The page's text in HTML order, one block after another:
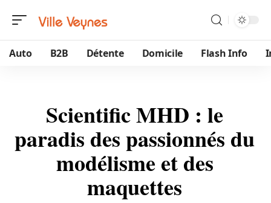
Auto B2B Détente Domicile Flash Info
Scientific MHD : le
paradis des passionnés du
modélisme et des
maquettes